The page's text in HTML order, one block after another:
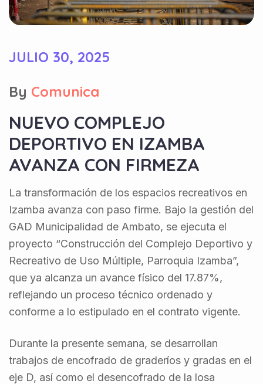
JULIO 30, 2025
By Comunica
NUEVO COMPLEJO
DEPORTIVO EN IZAMBA
AVANZA CON FIRMEZA
La transformación de los espacios recreativos en
Izamba avanza con paso firme. Bajo la gestión del
GAD Municipalidad de Ambato, se ejecuta el
proyecto “Construcción del Complejo Deportivo y
Recreativo de Uso Múltiple, Parroquia Izamba”,
que ya alcanza un avance físico del 17.87%,
reflejando un proceso técnico ordenado y
conforme a lo estipulado en el contrato vigente.
Durante la presente semana, se desarrollan
trabajos de encofrado de graderíos y gradas en el
eje D, así como el desencofrado de la losa